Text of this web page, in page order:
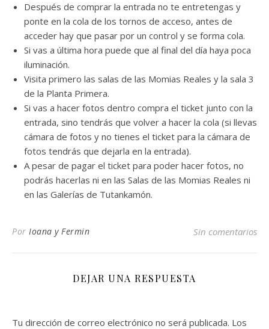
Después de comprar la entrada no te entretengas y
ponte en la cola de los tornos de acceso, antes de
acceder hay que pasar por un control y se forma cola.
Si vas a última hora puede que al final del día haya poca
iluminación.
Visita primero las salas de las Momias Reales y la sala 3
de la Planta Primera.
Si vas a hacer fotos dentro compra el ticket junto con la
entrada, sino tendrás que volver a hacer la cola (si llevas
cámara de fotos y no tienes el ticket para la cámara de
fotos tendrás que dejarla en la entrada).
A pesar de pagar el ticket para poder hacer fotos, no
podrás hacerlas ni en las Salas de las Momias Reales ni
en las Galerías de Tutankamón.
Por Ioana y Fermin Sin comentarios
DEJAR UNA RESPUESTA
Tu dirección de correo electrónico no será publicada. Los